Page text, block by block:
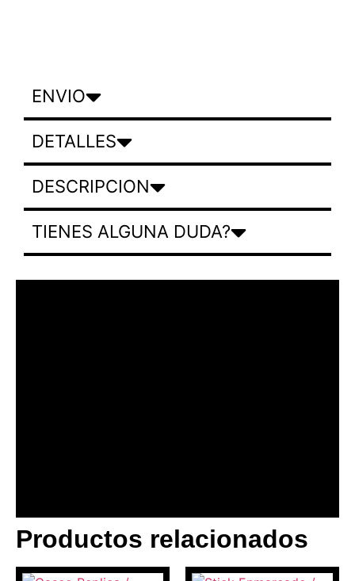
ENVIO
DETALLES
DESCRIPCION
TIENES ALGUNA DUDA?
BANNER CON
PROMOCIONES 1
Productos relacionados